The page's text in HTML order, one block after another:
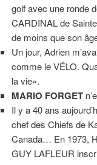
golf avec une ronde
CARDINAL de
de moins que son
Un jour, Adrien
comme le VÉLO.
la vie».
MARIO FORGET
Il y a 40 ans
chef des Chiefs de
Canada… En 1973,
GUY LAFLEUR